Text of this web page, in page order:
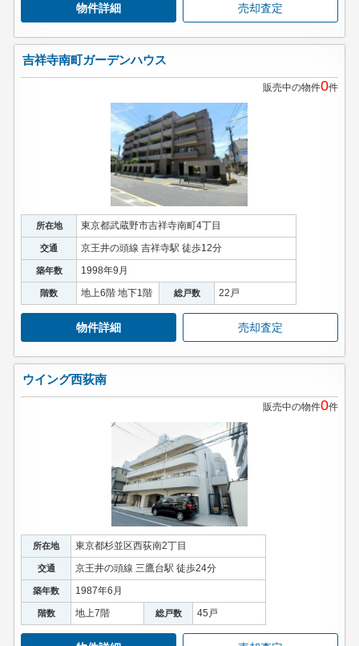
物件詳細 売却査定
吉祥寺南町ガーデンハウス
販売中の物件0件
所在地 東京都武蔵野市吉祥寺南町4丁目
交通 京王井の頭線 吉祥寺駅 徒歩12分
築年数 1998年9月
階数 地上6階 地下1階 総戸数 22戸
物件詳細 売却査定
ウイング西荻南
販売中の物件0件
所在地 東京都杉並区西荻南2丁目
交通 京王井の頭線 三鷹台駅 徒歩24分
築年数 1987年6月
階数 地上7階 総戸数 45戸